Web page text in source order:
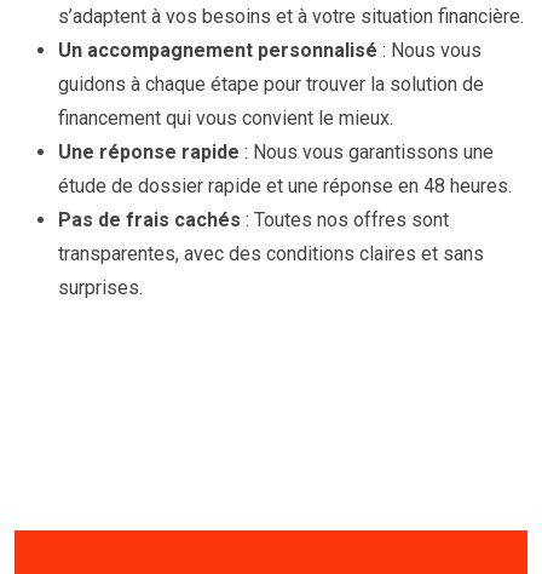
s’adaptent à vos besoins et à votre situation financière.
Un accompagnement personnalisé : Nous vous
guidons à chaque étape pour trouver la solution de
financement qui vous convient le mieux.
Une réponse rapide : Nous vous garantissons une
étude de dossier rapide et une réponse en 48 heures.
Pas de frais cachés : Toutes nos offres sont
transparentes, avec des conditions claires et sans
surprises.